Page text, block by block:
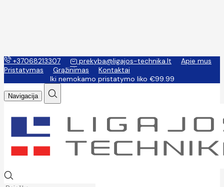
+37068213307 prekyba@ligajos-technika.lt
Apie mus
Pristatymas
Grąžinimas
Kontaktai
Iki nemokamo pristatymo liko €99.99
Navigacija